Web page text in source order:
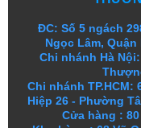
ĐC: Số 5 ngách
Ngọc Lâm,
Chi nhánh Hà
Chi nhánh TP.HCM:
Hiệp 26 - Phường
Cửa hàng :